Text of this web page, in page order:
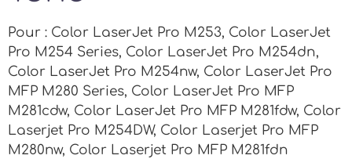
Pour : Color LaserJet Pro M253, Color LaserJet
Pro M254 Series, Color LaserJet Pro M254dn,
Color LaserJet Pro M254nw, Color LaserJet Pro
MFP M280 Series, Color LaserJet Pro MFP
M281cdw, Color LaserJet Pro MFP M281fdw, Color
Laserjet Pro M254DW, Color Laserjet Pro MFP
M280nw, Color Laserjet Pro MFP M281fdn